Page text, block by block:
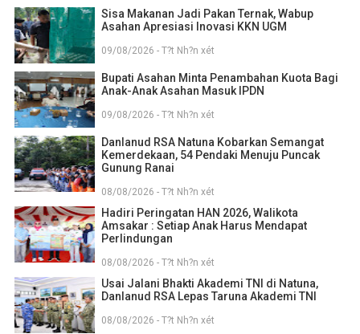
Sisa Makanan Jadi Pakan Ternak, Wabup
Asahan Apresiasi Inovasi KKN UGM
09/08/2026 - T?t Nh?n xét
Bupati Asahan Minta Penambahan Kuota Bagi
Anak-Anak Asahan Masuk IPDN
09/08/2026 - T?t Nh?n xét
Danlanud RSA Natuna Kobarkan Semangat
Kemerdekaan, 54 Pendaki Menuju Puncak
Gunung Ranai
08/08/2026 - T?t Nh?n xét
Hadiri Peringatan HAN 2026, Walikota
Amsakar : Setiap Anak Harus Mendapat
Perlindungan
08/08/2026 - T?t Nh?n xét
Usai Jalani Bhakti Akademi TNI di Natuna,
Danlanud RSA Lepas Taruna Akademi TNI
08/08/2026 - T?t Nh?n xét